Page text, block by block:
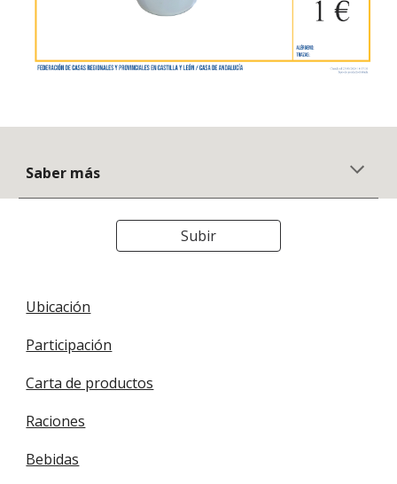
Saber más
Subir
Ubicación
Participación
Carta de productos
Raciones
Bebidas